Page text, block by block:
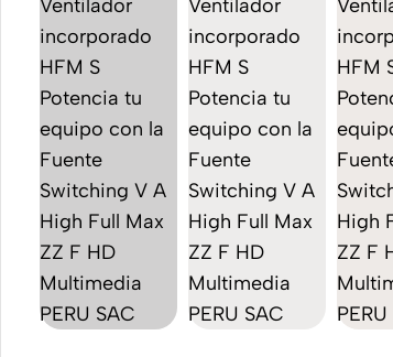
Accesorios
Para
Celular
Adaptadores
para Celular
o Tableta
Cables
Accesorios
Celular
Tablet